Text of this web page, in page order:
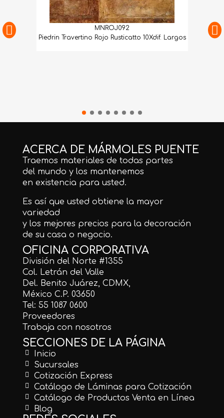
MNROJ092
Piedrin Travertino Rojo Rusticatto 10Xdif. Largos
ACERCA DE MÁRMOLES PUENTE
Traemos materiales de todas partes
del mundo y los mantenemos
en existencia para usted.
Es así que usted obtiene la mayor
variedad
y los mejores precios para la decoración
de su casa o negocio.
OFICINA CORPORATIVA
División del Norte #1355
Col. Letrán del Valle
Del. Benito Juárez, CDMX,
México C.P. 03650
Tel: 55 1087 0600
Proveedores
Trabaja con nosotros
SECCIONES DE LA PÁGINA
Inicio
Sucursales
Cotización Express
Catálogo de Láminas para Cotización
Catálogo de Productos Venta en Línea
Blog